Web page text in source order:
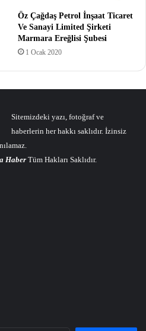
Öz Çağdaş Petrol İnşaat Ticaret
Ve Sanayi Limited Şirketi
Marmara Ereğlisi Şubesi
1 Ocak 2020
Sitemizdeki yazı, fotoğraf ve
haberlerin her hakkı saklıdır. İzinsiz
HaberTüm Hakları Saklıdır.